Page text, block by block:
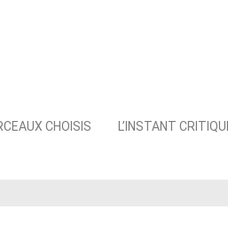
CHOISIS L’INSTANT